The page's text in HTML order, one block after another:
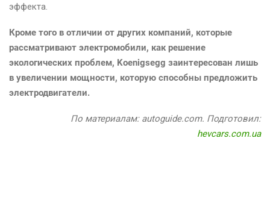
эффекта.
Кроме того в отличии от других компаний, которые
рассматривают электромобили, как решение
экологических проблем, Koenigsegg заинтересован лишь
в увеличении мощности, которую способны предложить
электродвигатели.
По материалам: autoguide.com. Подготовил:
hevcars.com.ua